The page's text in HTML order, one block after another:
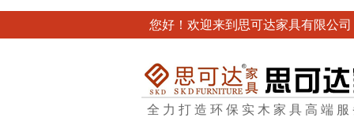
您好！欢迎来到思可达家具有限公司
全力打造环保实木家具高端